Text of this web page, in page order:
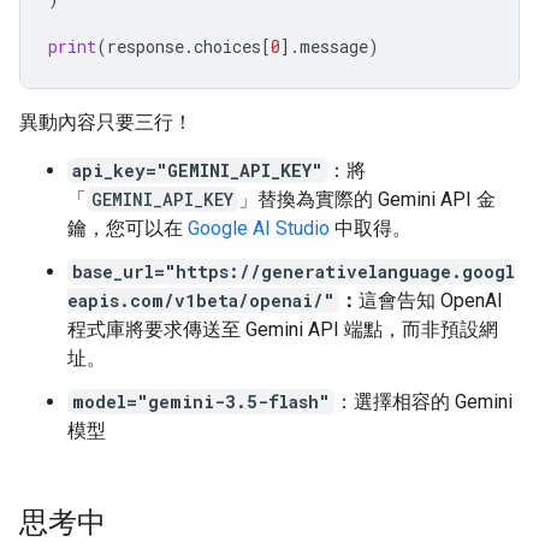
print(response.choices[0] .message)
異動內容只要三行！
api_key="GEMINI_API_KEY"
：將
「 GEMINI_API_KEY 」替換為實際的 Gemini API 金
鑰，您可以在 Google AI Studio 中取得。
base_url="https://generativelanguage.googl
eapis.com/v1beta/openai/"
： 這會告知 OpenAI
程式庫將要求傳送至 Gemini API 端點，而非預設網
址。
model="gemini-3.5-flash"
：選擇相容的 Gemini
模型
思考中